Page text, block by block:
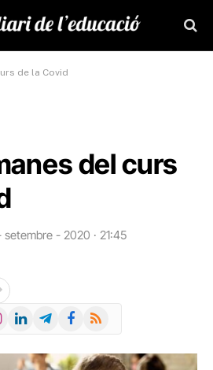
de la Covid
del curs
setembre - 2020 · 21:45
LinkedInTelegramFacebook
RSS